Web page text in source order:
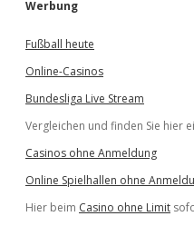
Werbung
Fußball heute
Online-Casinos
Bundesliga Live Stream
Vergleichen und finden Sie hier
Casinos ohne Anmeldung
Online Spielhallen ohne
Hier beim Casino ohne Limit